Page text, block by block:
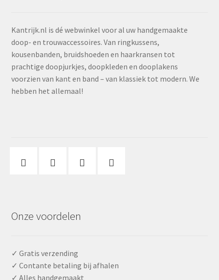
Kantrijk.nl is dé webwinkel voor al uw handgemaakte
doop- en trouwaccessoires. Van ringkussens,
kousenbanden, bruidshoeden en haarkransen tot
prachtige doopjurkjes, doopkleden en dooplakens
voorzien van kant en band – van klassiek tot modern. We
hebben het allemaal!
Onze voordelen
✓ Gratis verzending
✓ Contante betaling bij afhalen
✓ Alles handgemaakt